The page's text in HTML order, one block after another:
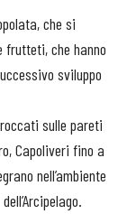
che si
frutteti, che hanno
sviluppo
sulle pareti
Capoliveri fino a
nell’ambiente